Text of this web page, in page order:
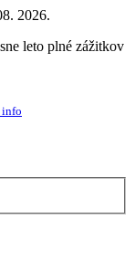
2026.
leto plné zážitkov